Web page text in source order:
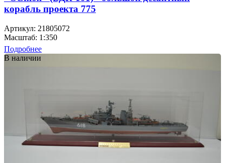
корабль проекта 775
Артикул: 21805072
Масштаб: 1:350
Подробнее
В наличии